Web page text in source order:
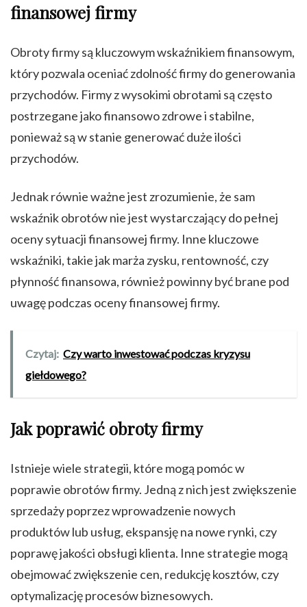
finansowej firmy
Obroty firmy są kluczowym wskaźnikiem finansowym,
który pozwala oceniać zdolność firmy do generowania
przychodów. Firmy z wysokimi obrotami są często
postrzegane jako finansowo zdrowe i stabilne,
ponieważ są w stanie generować duże ilości
przychodów.
Jednak równie ważne jest zrozumienie, że sam
wskaźnik obrotów nie jest wystarczający do pełnej
oceny sytuacji finansowej firmy. Inne kluczowe
wskaźniki, takie jak marża zysku, rentowność, czy
płynność finansowa, również powinny być brane pod
uwagę podczas oceny finansowej firmy.
Czytaj: Czy warto inwestować podczas kryzysu
giełdowego?
Jak poprawić obroty firmy
Istnieje wiele strategii, które mogą pomóc w
poprawie obrotów firmy. Jedną z nich jest zwiększenie
sprzedaży poprzez wprowadzenie nowych
produktów lub usług, ekspansję na nowe rynki, czy
poprawę jakości obsługi klienta. Inne strategie mogą
obejmować zwiększenie cen, redukcję kosztów, czy
optymalizację procesów biznesowych.